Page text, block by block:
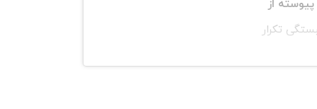
از
تکرار